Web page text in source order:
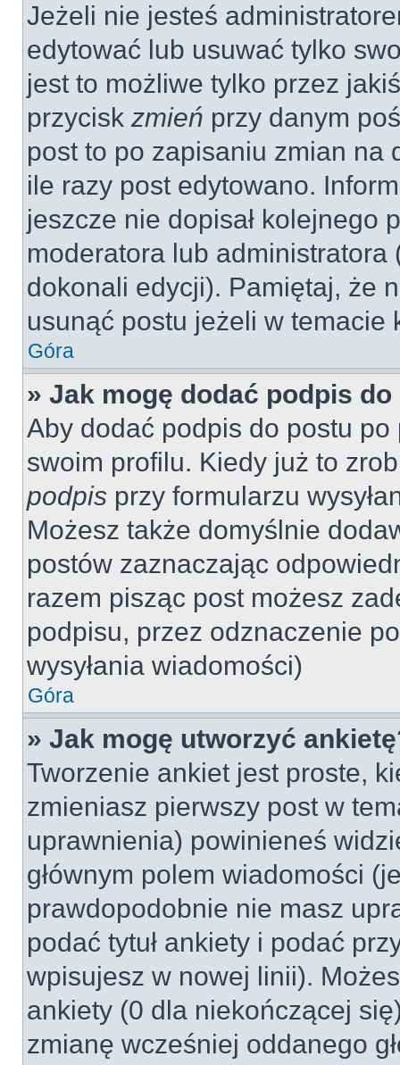
Jeżeli nie jesteś
edytować lub usuwać tylko
jest to możliwe tylko przez
przycisk zmień przy danym
post to po zapisaniu zmian na
ile razy post edytowano.
jeszcze nie dopisał kolejnego
moderatora lub
dokonali edycji). Pamiętaj, że
usunąć postu jeżeli w temacie
Góra
» Jak mogę dodać podpis
Aby dodać podpis do postu
swoim profilu. Kiedy już to
podpis przy formularzu
Możesz także domyślnie
postów zaznaczając
razem pisząc post możesz
podpisu, przez odznaczenie
wysyłania wiadomości)
Góra
» Jak mogę utworzyć
Tworzenie ankiet jest proste,
zmieniasz pierwszy post w
uprawnienia) powinieneś
głównym polem wiadomości
prawdopodobnie nie masz
podać tytuł ankiety i podać
wpisujesz w nowej linii).
ankiety (0 dla niekończącej
zmianę wcześniej oddanego